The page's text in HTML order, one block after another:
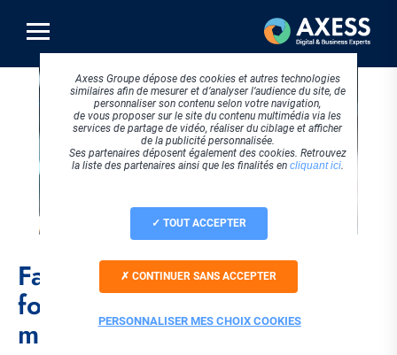
contenu
principal
Facilitez la gestion de vos
formations santé avec le
module DPC d’e-parcours !
Axess Groupe dépose des cookies et autres technologies
similaires afin de mesurer et d’analyser l’audience du site, de
personnaliser son contenu selon votre navigation,
de vous proposer sur le site du contenu multimédia via les
services de partage de vidéo, réaliser du ciblage et afficher
de la publicité personnalisée.
Ses partenaires déposent également des cookies. Retrouvez
la liste des partenaires ainsi que les finalités en cliquant ici.
TOUT ACCEPTER
CONTINUER SANS ACCEPTER
PERSONNALISER MES CHOIX COOKIES